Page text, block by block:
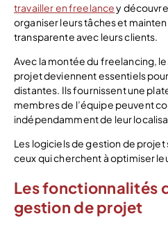
travailler en freelancey
organiser leurs tâches et
transparente avec leurs clients.
Avec la montée du freelancing,
projet deviennent essentiels
distantes. Ils fournissent une
membres de l’équipe peuvent
indépendamment de leur
Les logiciels de gestion de projet
ceux qui cherchent à optimiser
Les fonctionnalités
gestion de projet